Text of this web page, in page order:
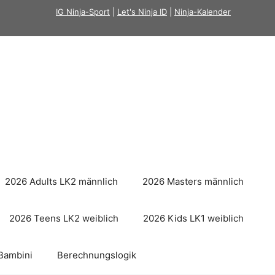
IG Ninja-Sport Let's Ninja ID Ninja-Kalender
2026 Adults LK2 männlich 2026 Masters männlich
2026 Teens LK2 weiblich 2026 Kids LK1 weiblich
Berechnungslogik